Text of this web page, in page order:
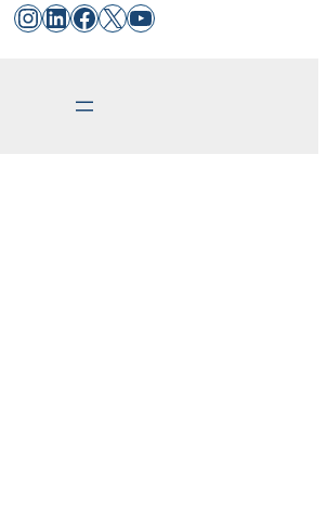
Instagram
LinkedIn
Facebook
X YouTube